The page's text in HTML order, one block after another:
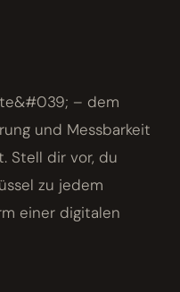
– dem
und Messbarkeit
Stell dir vor, du
zu jedem
einer digitalen